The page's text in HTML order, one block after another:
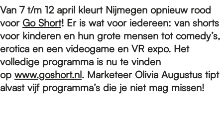
m
e
p
Van 7 t/m 12 april kleurt Nijmegen opnieuw rood
voor Go Short! Er is wat voor iedereen: van shorts
voor kinderen en hun grote mensen tot comedy’s,
erotica en een videogame en VR expo. Het
volledige programma is nu te vinden
op www.goshort.nl. Marketeer Olivia Augustus tipt
alvast vijf programma’s die je niet mag missen!